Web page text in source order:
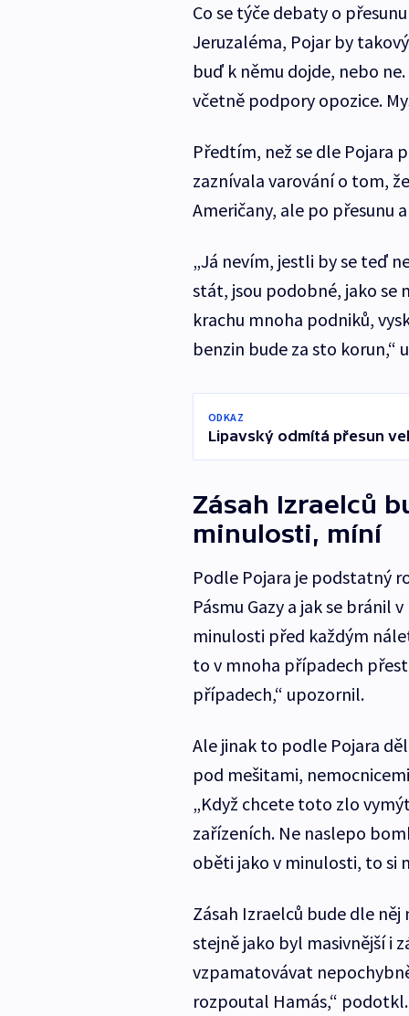
Co se týče debaty o
Jeruzaléma, Pojar by
buď k němu dojde, nebo
včetně podpory opozice.
Předtím, než se dle Pojara
zaznívala varování o tom,
Američany, ale po přesunu
„Já nevím, jestli by se teď
stát, jsou podobné, jako se
krachu mnoha podniků,
benzin bude za sto korun,“
ODKAZ
Lipavský odmítá přesun
Zásah Izraelců
minulosti, míní
Podle Pojara je podstatný
Pásmu Gazy a jak se bránil
minulosti před každým
to v mnoha případech
případech,“ upozornil.
Ale jinak to podle Pojara
pod mešitami,
„Když chcete toto zlo
zařízeních. Ne naslepo
oběti jako v minulosti, to si
Zásah Izraelců bude dle
stejně jako byl masivnější i
vzpamatovávat
rozpoutal Hamás,“ podotkl.